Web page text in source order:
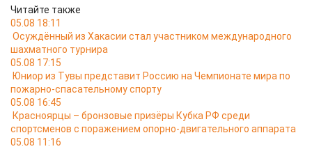
Читайте также
05.08 18:11
Осуждённый из Хакасии стал участником международного
шахматного турнира
05.08 17:15
Юниор из Тувы представит Россию на Чемпионате мира по
пожарно-спасательному спорту
05.08 16:45
Красноярцы – бронзовые призёры Кубка РФ среди
спортсменов с поражением опорно-двигательного аппарата
05.08 11:16